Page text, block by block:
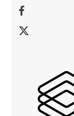
Facebook
X